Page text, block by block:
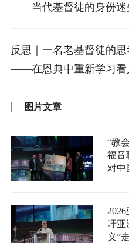
——当代基督徒的身份迷
反思｜一名老基督徒的
——在恩典中重新学习看
图片文章
“教
福音
对中
吁亚
义”